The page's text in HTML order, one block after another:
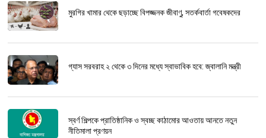
মুরগির খামার থেকে ছড়াচ্ছে বিপজ্জনক জীবাণু, সতর্কবার্তা গবেষকদের
গ্যাস সরবরাহ ২ থেকে ৩ দিনের মধ্যে স্বাভাবিক হবে: জ্বালানি মন্ত্রী
স্বর্ণ শিল্পকে প্রাতিষ্ঠানিক ও স্বচ্ছ কাঠামোর আওতায় আনতে নতুন
নীতিমালা প্রণয়ন